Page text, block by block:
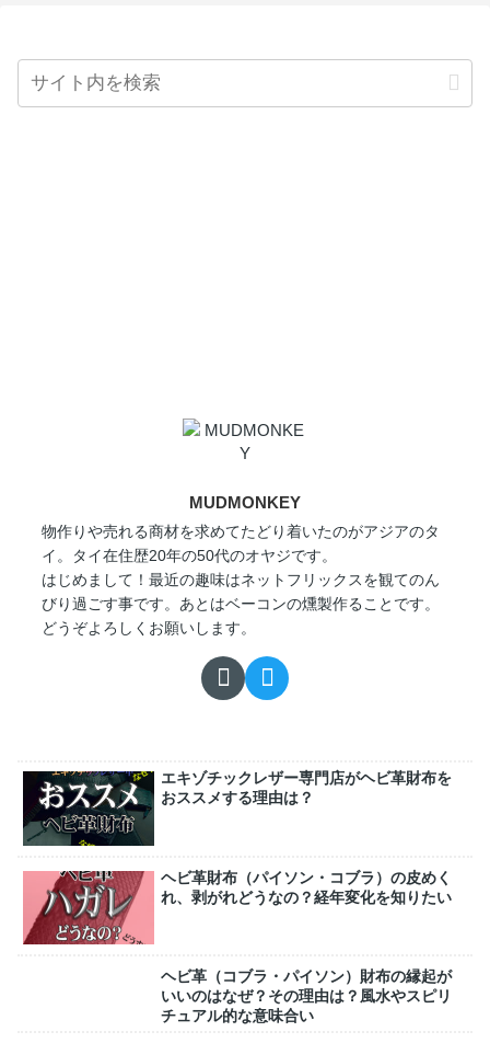
MUDMONKEY
物作りや売れる商材を求めてたどり着いたのがアジアのタ
イ。タイ在住歴20年の50代のオヤジです。
はじめまして！最近の趣味はネットフリックスを観てのん
びり過ごす事です。あとはベーコンの燻製作ることです。
どうぞよろしくお願いします。
エキゾチックレザー専門店がヘビ革財布を
おススメする理由は？
ヘビ革財布（パイソン・コブラ）の皮めく
れ、剥がれどうなの？経年変化を知りたい
ヘビ革（コブラ・パイソン）財布の縁起が
いいのはなぜ？その理由は？風水やスピリ
チュアル的な意味合い